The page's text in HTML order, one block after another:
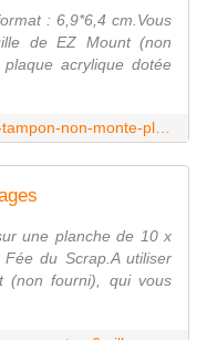
: 6,9*6,4 cm.Vous
de EZ Mount (non
acrylique dotée
une planche de 10 x
du Scrap.A utiliser
(non fourni), qui vous